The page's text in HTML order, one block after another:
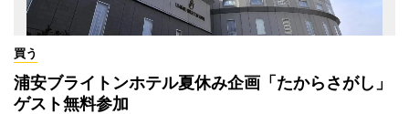
買う
浦安ブライトンホテル夏休み企画「たからさがし」
ゲスト無料参加